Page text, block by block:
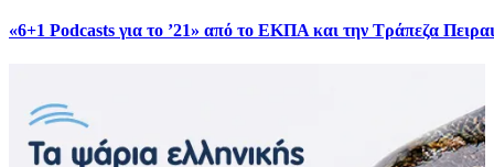
«6+1 Podcasts για το ’21» από το ΕΚΠΑ και την Τράπεζα